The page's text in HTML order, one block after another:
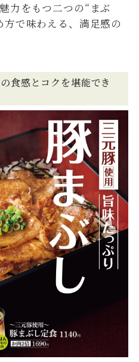
力をもつ二つの“まぶ
方で味わえる、満足感の
食感とコクを堪能でき